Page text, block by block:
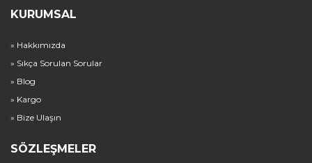
KURUMSAL
» Hakkımızda
» Sıkça Sorulan Sorular
» Blog
» Kargo
» Bize Ulaşın
SÖZLEŞMELER